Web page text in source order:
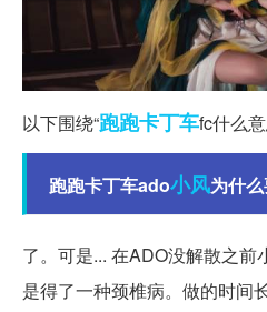
以下围绕“跑跑卡丁车fc什么
跑跑卡丁车ado小风为什
了。可是... 在ADO没解散之前
是得了一种颈椎病。做的时间